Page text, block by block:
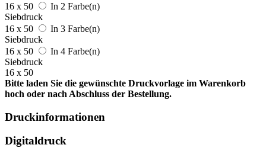
16 x 50
In 2 Farbe(n)
Siebdruck
16 x 50
In 3 Farbe(n)
Siebdruck
16 x 50
In 4 Farbe(n)
Siebdruck
16 x 50
Bitte laden Sie die gewünschte Druckvorlage im Warenkorb
hoch oder nach Abschluss der Bestellung.
Druckinformationen
Digitaldruck